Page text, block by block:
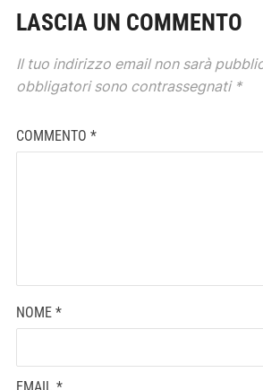
LASCIA UN COMMENTO
Il tuo indirizzo email non sarà
obbligatori sono contrassegnati *
COMMENTO *
NOME *